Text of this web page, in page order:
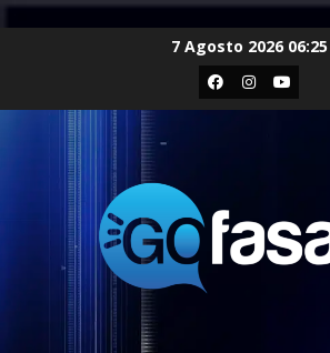
7 Agosto 2026 06:25
Facebook
Instagram
Youtube